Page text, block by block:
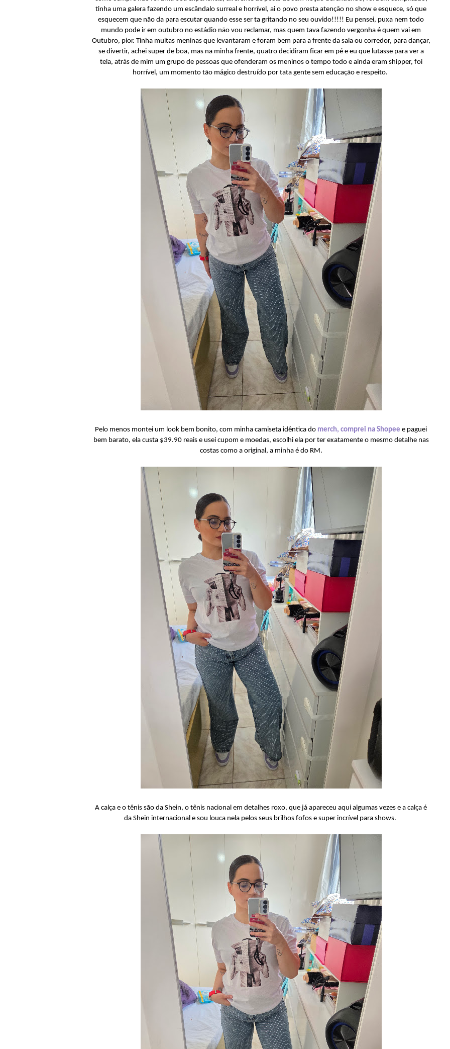
tinha uma galera fazendo um escândalo surreal e horrível, ai o povo presta atenção no show e esquece, só que
esquecem que não da para escutar quando esse ser ta gritando no seu ouvido!!!!! Eu pensei, puxa nem todo
mundo pode ir em outubro no estádio não vou reclamar, mas quem tava fazendo vergonha é quem vai em
Outubro, pior. Tinha muitas meninas que levantaram e foram bem para a frente da sala ou corredor, para dançar,
se divertir, achei super de boa, mas na minha frente, quatro decidiram ficar em pé e eu que lutasse para ver a
tela, atrás de mim um grupo de pessoas que ofenderam os meninos o tempo todo e ainda eram shipper, foi
horrível, um momento tão mágico destruído por tata gente sem educação e respeito.
Pelo menos montei um look bem bonito, com minha camiseta idêntica do merch, comprei na Shopee e paguei
bem barato, ela custa $39.90 reais e usei cupom e moedas, escolhi ela por ter exatamente o mesmo detalhe nas
costas como a original, a minha é do RM.
A calça e o tênis são da Shein, o tênis nacional em detalhes roxo, que já apareceu aqui algumas vezes e a calça é
da Shein internacional e sou louca nela pelos seus brilhos fofos e super incrível para shows.